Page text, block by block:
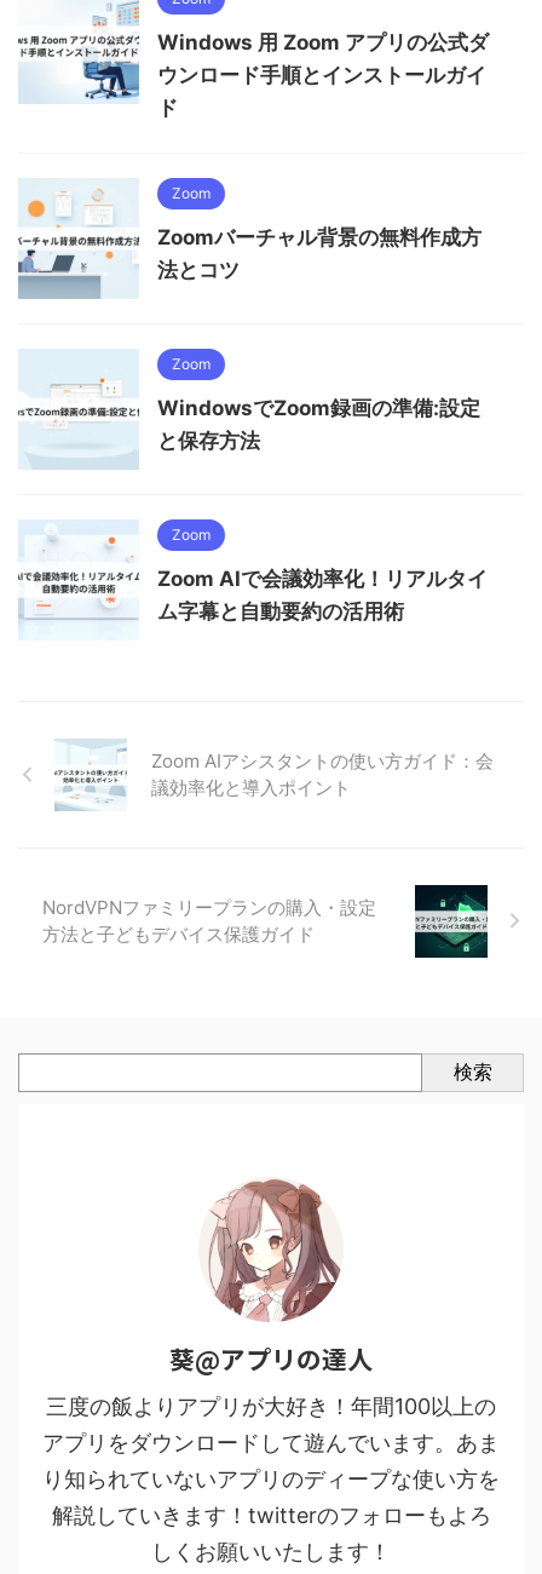
Windows 用 Zoom アプリの公式ダ
ウンロード手順とインストールガイ
ド
Zoom
Zoomバーチャル背景の無料作成方
法とコツ
Zoom
WindowsでZoom録画の準備:設定
と保存方法
Zoom
Zoom AIで会議効率化！リアルタイ
ム字幕と自動要約の活用術
Zoom AIアシスタントの使い方ガイド：会
議効率化と導入ポイント
NordVPNファミリープランの購入・設定
方法と子どもデバイス保護ガイド
検索
葵@アプリの達人
三度の飯よりアプリが大好き！年間100以上の
アプリをダウンロードして遊んでいます。あま
り知られていないアプリのディープな使い方を
解説していきます！twitterのフォローもよろ
しくお願いいたします！